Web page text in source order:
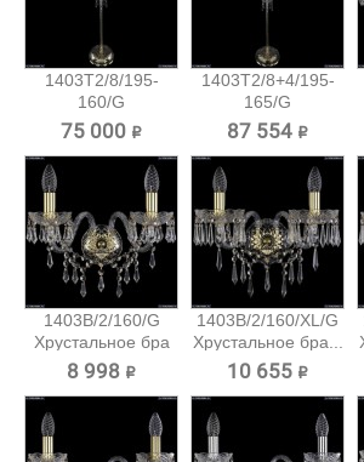
1403T2/8/195-
160/G
Хрустальный
75 000 ₽
1403T2/8+4/195-
165/G
Хрустальный...
87 554 ₽
1403B/2/160/G
Хрустальное бра
Bohemia...
8 998 ₽
1403B/2/160/XL/G
Хрустальное бра...
10 655 ₽